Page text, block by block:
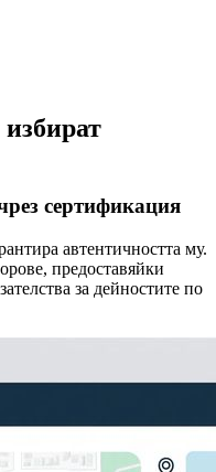
сертификация
автентичността му.
предоставяйки
за дейностите по